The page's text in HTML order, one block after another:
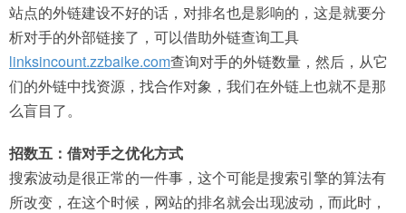
站点的外链建设不好的话，对排名也是影响的，这是就要分
析对手的外部链接了，可以借助外链查询工具
linksincount.zzbaike.com查询对手的外链数量，然后，从它
们的外链中找资源，找合作对象，我们在外链上也就不是那
么盲目了。
招数五：借对手之优化方式
搜索波动是很正常的一件事，这个可能是搜索引擎的算法有
所改变，在这个时候，网站的排名就会出现波动，而此时，